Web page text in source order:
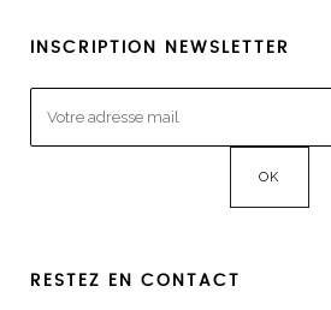
INSCRIPTION NEWSLETTER
RESTEZ EN CONTACT